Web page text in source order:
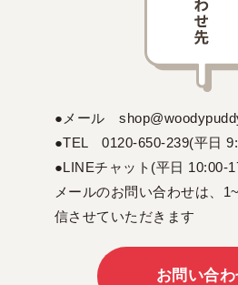
●メール
●TEL 0120-650-239(平日
●LINEチャット(平日 10:00-
メールのお問い合わせは、
信させていただきます
お問い合